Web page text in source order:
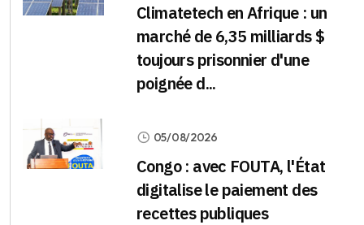
Climatetech en Afrique : un
marché de 6,35 milliards $
toujours prisonnier d'une
poignée d...
05/08/2026
Congo : avec FOUTA, l'État
digitalise le paiement des
recettes publiques